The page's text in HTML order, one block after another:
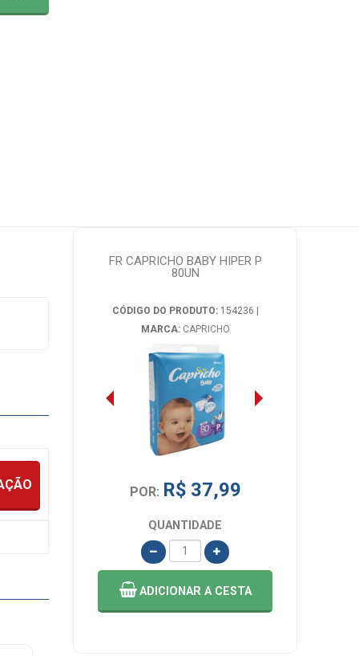
FR CAPRICHO BABY HIPER P
80UN
CÓDIGO DO PRODUTO:154236 |
MARCA: CAPRICHO
POR: R$ 37,99
QUANTIDADE
ADICIONAR A CESTA